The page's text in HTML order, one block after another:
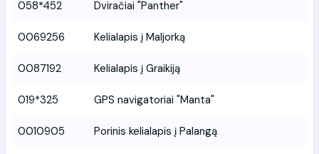
058*452 Dviračiai "Panther"
0069256 Kelialapis į Maljorką
0087192 Kelialapis į Graikiją
019*325 GPS navigatoriai "Manta"
0010905 Porinis kelialapis į Palangą